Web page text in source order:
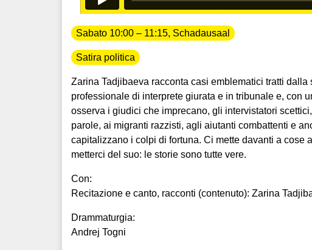
Sabato 10:00 – 11:15, Schadausaal
Satira politica
Zarina Tadjibaeva racconta casi emblematici tratti dalla
professionale di interprete giurata e in tribunale e, con
osserva i giudici che imprecano, gli intervistatori
parole, ai migranti razzisti, agli aiutanti combattenti e
capitalizzano i colpi di fortuna. Ci mette davanti a cose
metterci del suo: le storie sono tutte vere.
Con:
Recitazione e canto, racconti (contenuto): Zarina
Drammaturgia:
Andrej Togni